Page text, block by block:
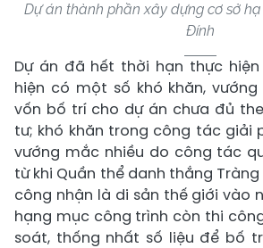
Dự án thành phần xây dựng cơ sở
Đính
Dự án đã hết thời hạn thực
hiện có một số khó khăn,
vốn bố trí cho dự án chưa đủ
tư; khó khăn trong công tác giải
vướng mắc nhiều do công tác
từ khi Quần thể danh thắng Tràng
công nhận là di sản thế giới vào
hạng mục công trình còn thi
soát, thống nhất số liệu để bố